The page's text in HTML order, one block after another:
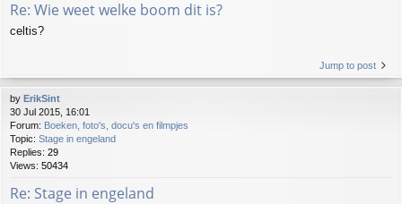
Re: Wie weet welke boom dit is?
celtis?
Jump to post
by ErikSint
30 Jul 2015, 16:01
Forum: Boeken, foto's, docu's en filmpjes
Topic: Stage in engeland
Replies: 29
Views: 50434
Re: Stage in engeland